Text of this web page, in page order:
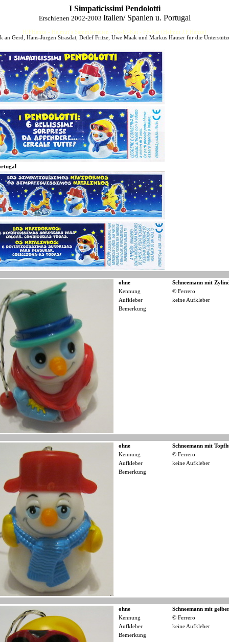
I Simpaticissimi Pendolotti
Erschienen 2002-2003 Italien/ Spanien u. Portugal
HJFHenze - Helmut´s Sammlerseiten - Ue-Ei-Kat - FF-Kat (Helmut J.F.Henze)
an Gerd, Hans-Jürgen Strasdat, Detlef Fritze, Uwe Maak und Markus Hauser für die
ohne
Schneemann mit
Kennung
© Ferrero
Aufkleber
keine Aufkleber
Bemerkung
ohne
Schneemann mit
Kennung
© Ferrero
Aufkleber
keine Aufkleber
Bemerkung
ohne
Schneemann mit
Kennung
© Ferrero
Aufkleber
keine Aufkleber
Bemerkung